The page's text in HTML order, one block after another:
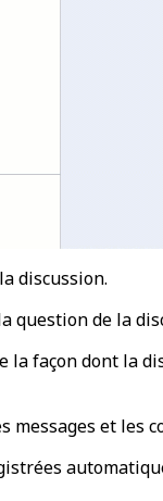
discussion.
question de la
la façon dont la
messages et les